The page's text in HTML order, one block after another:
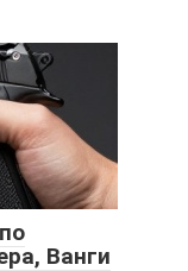
Ванги